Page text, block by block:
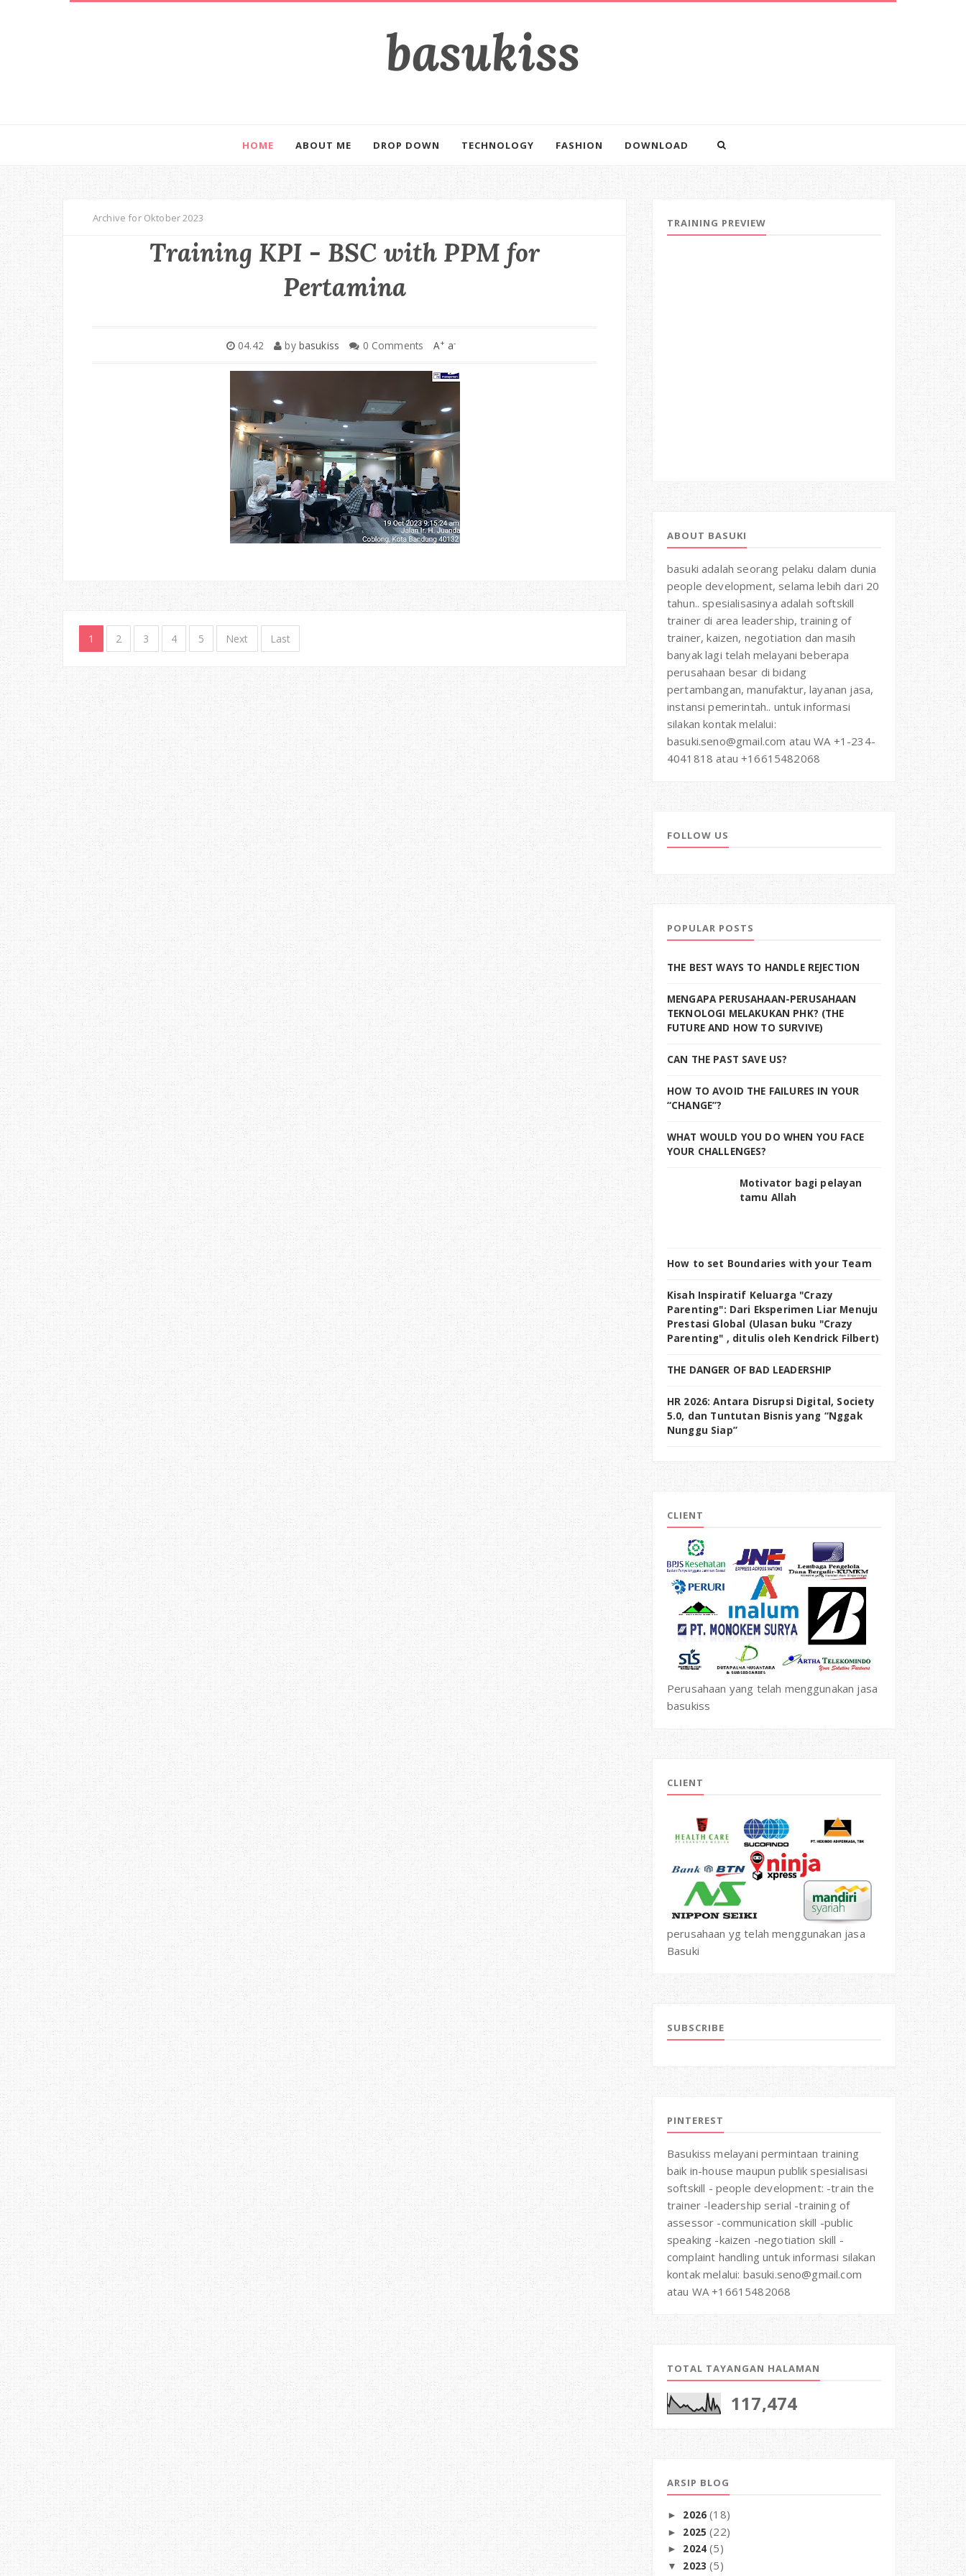
basukiss
mencerahkan kehidupan
HOME ABOUT ME DROP DOWN TECHNOLOGY FASHION DOWNLOAD
Archive for Oktober 2023
Training KPI - BSC with PPM for
Pertamina
04.42 by basukiss 0 Comments A+ a-
1 2 3 4 5 Next Last
TRAINING PREVIEW
ABOUT BASUKI
basuki adalah seorang pelaku dalam dunia
people development, selama lebih dari 20
tahun.. spesialisasinya adalah softskill
trainer di area leadership, training of
trainer, kaizen, negotiation dan masih
banyak lagi telah melayani beberapa
perusahaan besar di bidang
pertambangan, manufaktur, layanan jasa,
instansi pemerintah.. untuk informasi
silakan kontak melalui:
basuki.seno@gmail.com atau WA +1-234-
4041818 atau +16615482068
FOLLOW US
POPULAR POSTS
THE BEST WAYS TO HANDLE REJECTION
MENGAPA PERUSAHAAN-PERUSAHAAN
TEKNOLOGI MELAKUKAN PHK? (THE
FUTURE AND HOW TO SURVIVE)
CAN THE PAST SAVE US?
HOW TO AVOID THE FAILURES IN YOUR
“CHANGE”?
WHAT WOULD YOU DO WHEN YOU FACE
YOUR CHALLENGES?
Motivator bagi pelayan
tamu Allah
How to set Boundaries with your Team
Kisah Inspiratif Keluarga "Crazy
Parenting": Dari Eksperimen Liar Menuju
Prestasi Global (Ulasan buku "Crazy
Parenting" , ditulis oleh Kendrick Filbert)
THE DANGER OF BAD LEADERSHIP
HR 2026: Antara Disrupsi Digital, Society
5.0, dan Tuntutan Bisnis yang “Nggak
Nunggu Siap”
CLIENT
Perusahaan yang telah menggunakan jasa
basukiss
CLIENT
perusahaan yg telah menggunakan jasa
Basuki
SUBSCRIBE
PINTEREST
Basukiss melayani permintaan training
baik in-house maupun publik spesialisasi
softskill - people development: -train the
trainer -leadership serial -training of
assessor -communication skill -public
speaking -kaizen -negotiation skill -
complaint handling untuk informasi silakan
kontak melalui: basuki.seno@gmail.com
atau WA +16615482068
TOTAL TAYANGAN HALAMAN
117,474
ARSIP BLOG
► 2026(18)
► 2025(22)
► 2024(5)
▼ 2023(5)